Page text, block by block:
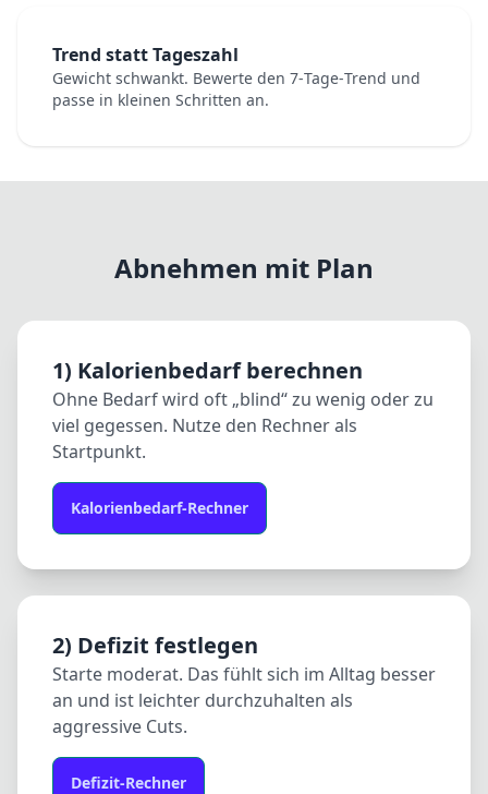
Trend statt Tageszahl
Gewicht schwankt. Bewerte den 7‑Tage‑Trend und
passe in kleinen Schritten an.
Abnehmen mit Plan
1) Kalorienbedarf berechnen
Ohne Bedarf wird oft „blind“ zu wenig oder zu
viel gegessen. Nutze den Rechner als
Startpunkt.
Kalorienbedarf-Rechner
2) Defizit festlegen
Starte moderat. Das fühlt sich im Alltag besser
an und ist leichter durchzuhalten als
aggressive Cuts.
Defizit-Rechner